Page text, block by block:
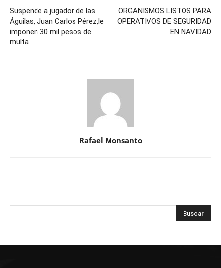
Suspende a jugador de las
Águilas, Juan Carlos Pérez,le
imponen 30 mil pesos de
multa
ORGANISMOS LISTOS PARA
OPERATIVOS DE SEGURIDAD
EN NAVIDAD
Rafael Monsanto